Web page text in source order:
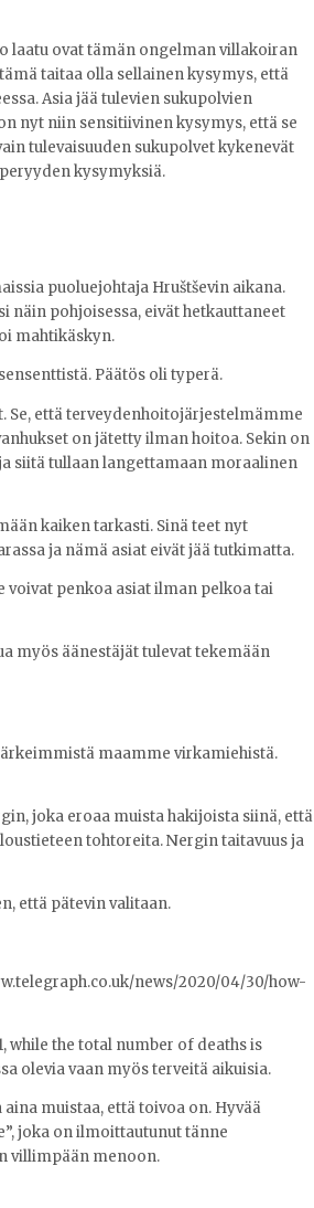
laatu ovat tämän ongelman villakoiran
taitaa olla sellainen kysymys, että
Asia jää tulevien sukupolvien
nyt niin sensitiivinen kysymys, että se
tulevaisuuden sukupolvet kykenevät
kysymyksiä.
puoluejohtaja Hruštševin aikana.
näin pohjoisessa, eivät hetkauttaneet
mahtikäskyn.
Päätös oli typerä.
Se, että terveydenhoitojärjestelmämme
on jätetty ilman hoitoa. Sekin on
siitä tullaan langettamaan moraalinen
kaiken tarkasti. Sinä teet nyt
ja nämä asiat eivät jää tutkimatta.
voivat penkoa asiat ilman pelkoa tai
myös äänestäjät tulevat tekemään
maamme virkamiehistä.
joka eroaa muista hakijoista siinä, että
tohtoreita. Nergin taitavuus ja
että pätevin valitaan.
news/2020/04/30/how-
while the total number of deaths is
olevia vaan myös terveitä aikuisia.
muistaa, että toivoa on. Hyvää
joka on ilmoittautunut tänne
villimpään menoon.